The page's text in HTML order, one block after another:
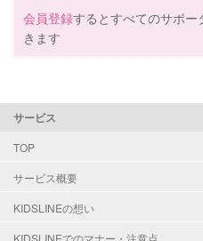
会員登録するとすべてのサポ
きます
サービス
TOP
サービス概要
KIDSLINEの想い
KIDSLINEでのマナー・注意点